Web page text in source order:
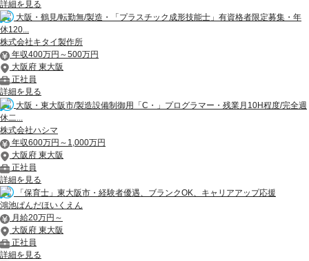
詳細を見る
大阪・鶴見/転勤無/製造・「プラスチック成形技能士」有資格者限定募集・年
休120...
株式会社キタイ製作所
年収400万円～500万円
大阪府 東大阪
正社員
詳細を見る
大阪・東大阪市/製造設備制御用「C・」プログラマー・残業月10H程度/完全週
休二...
株式会社ハシマ
年収600万円～1,000万円
大阪府 東大阪
正社員
詳細を見る
「保育士」東大阪市・経験者優遇、ブランクOK、キャリアアップ応援
鴻池ぱんだほいくえん
月給20万円～
大阪府 東大阪
正社員
詳細を見る